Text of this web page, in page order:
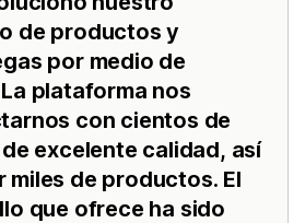
de productos y
por medio de
plataforma nos
con cientos de
excelente calidad, así
miles de productos. El
que ofrece ha sido